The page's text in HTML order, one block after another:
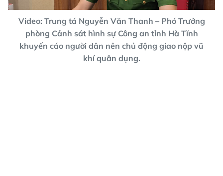
Video: Trung tá Nguyễn Văn Thanh – Phó Trưởng
phòng Cảnh sát hình sự Công an tỉnh Hà Tĩnh
khuyến cáo người dân nên chủ động giao nộp vũ
khí quân dụng.